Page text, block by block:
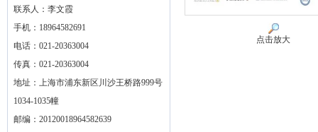
联系人：李文霞
手机：18964582691
电话：021-20363004
传真：021-20363004
地址：上海市浦东新区川沙王桥路999号
1034-1035幢
邮编：20120018964582639
点击放大